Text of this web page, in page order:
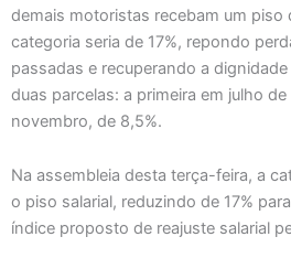
demais motoristas recebam um piso
categoria seria de 17%, repondo
passadas e recuperando a
duas parcelas: a primeira em julho
novembro, de 8,5%.
Na assembleia desta terça-feira, a
o piso salarial, reduzindo de 17%
índice proposto de reajuste salarial